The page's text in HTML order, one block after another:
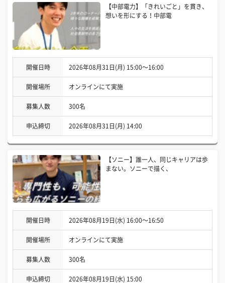
【中部電力】「きれいごと」を貫き、
想いを形にする！中部電
開催日時 2026年08月31日(月) 15:00〜16:00
開催場所 オンラインにて実施
募集人数 300名
申込締切 2026年08月31日(月) 14:00
【ソニー】誰一人、同じキャリアは歩
まない。ソニーで描く、
開催日時 2026年08月19日(水) 16:00〜16:50
開催場所 オンラインにて実施
募集人数 300名
申込締切 2026年08月19日(水) 15:00